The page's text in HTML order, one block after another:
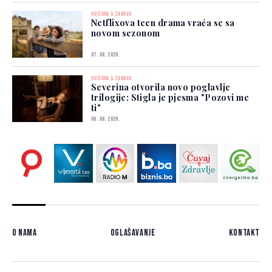
KULTURA & ZABAVA
Netflixova teen drama vraća se sa
novom sezonom
07. 08. 2026.
KULTURA & ZABAVA
Severina otvorila novo poglavlje
trilogije: Stigla je pjesma "Pozovi me
ti"
06. 08. 2026.
O nama Oglašavanje Kontakt